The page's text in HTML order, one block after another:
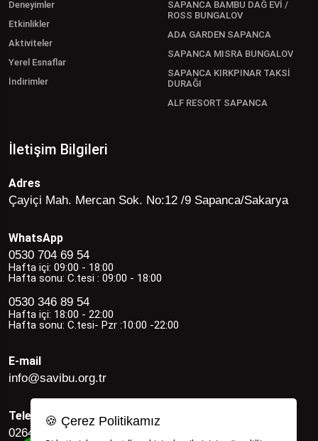
Deneyimler
Etkinlikler
Aktiviteler
Yerel Esnaflar
İndirimler
SAPANCA BAMBU DAĞ EVİ /
ROSS BUNGALOV
ADA GARDEN SAPANCA
SAPANCA MISRA BUNGALOV
SAPANCA KIRKPINAR TAKSİ
DURAĞI
ALF RESORT SAPANCA
İletişim Bilgileri
Adres
Çayiçi Mah. Mercan Sok. No:12 /9 Sapanca/Sakarya
WhatsApp
0530 704 69 54
Hafta içi: 09:00 - 18:00
Hafta sonu: C.tesi : 09:00 - 18:00
0530 346 89 54
Hafta içi: 18:00 - 22:00
Hafta sonu: C.tesi- Pzr :10:00 -22:00
E-mail
info@savibu.org.tr
Telefon
0264 582 12 17
🍪 Çerez Politikamız